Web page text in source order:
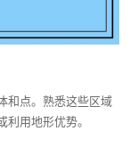
和点。熟悉这些区域
用地形优势。